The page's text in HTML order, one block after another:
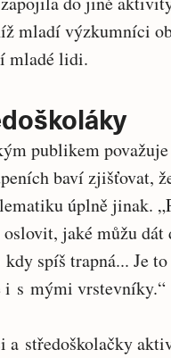
mladí výzkumníci
mladé lidi.
publikem
baví zjišťovat,
úplně jinak.
jaké můžu dát
spíš trapná... Je
i s mými vrstevníky.“
a středoškolačky